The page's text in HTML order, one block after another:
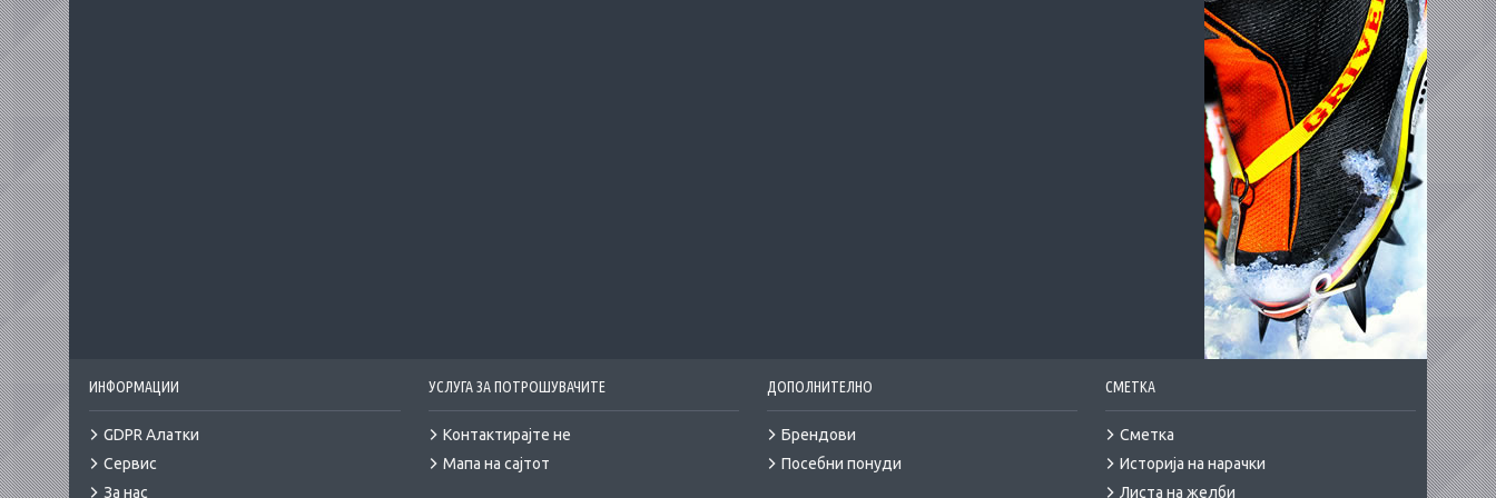
ИНФОРМАЦИИ
GDPR Алатки
Сервис
За нас
УСЛУГА ЗА ПОТРОШУВАЧИТЕ
Контактирајте не
Мапа на сајтот
ДОПОЛНИТЕЛНО
Брендови
Посебни понуди
СМЕТКА
Сметка
Историја на нарачки
Листа на желби